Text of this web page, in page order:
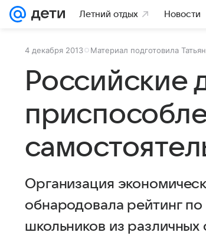
Летний отдых Новости
4 декабря 2013 Материал подготовила
Российские
Организация
обнародовала рейтинг
школьников из различных